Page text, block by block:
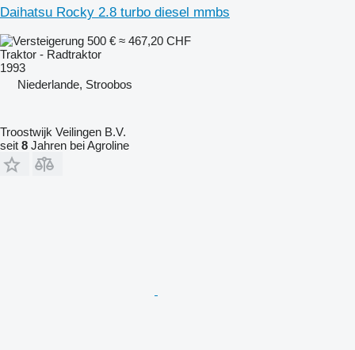
Daihatsu Rocky 2.8 turbo diesel mmbs
500 € ≈ 467,20 CHF
Traktor - Radtraktor
1993
Niederlande, Stroobos
Troostwijk Veilingen B.V.
seit 8 Jahren bei Agroline